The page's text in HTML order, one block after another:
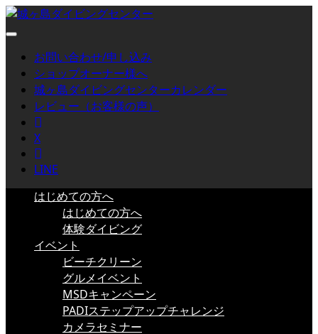
お問い合わせ/申し込み
ショップオーナー様へ
城ヶ島ダイビングセンターカレンダー
レビュー（お客様の声）
X
LINE
はじめての方へ
はじめての方へ
体験ダイビング
イベント
ビーチクリーン
グルメイベント
MSDキャンペーン
PADIステップアップチャレンジ
カメラセミナー